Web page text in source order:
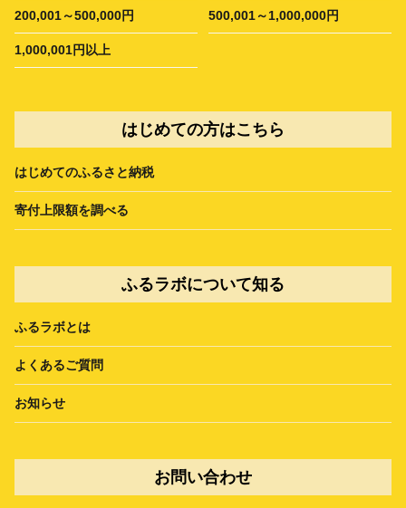
200,001～500,000円 500,001～1,000,000円
1,000,001円以上
はじめての方はこちら
はじめてのふるさと納税
寄付上限額を調べる
ふるラボについて知る
ふるラボとは
よくあるご質問
お知らせ
お問い合わせ